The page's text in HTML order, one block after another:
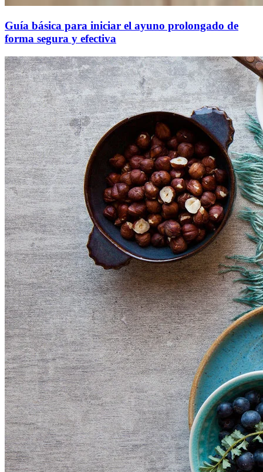
Guía básica para iniciar el ayuno prolongado de
forma segura y efectiva